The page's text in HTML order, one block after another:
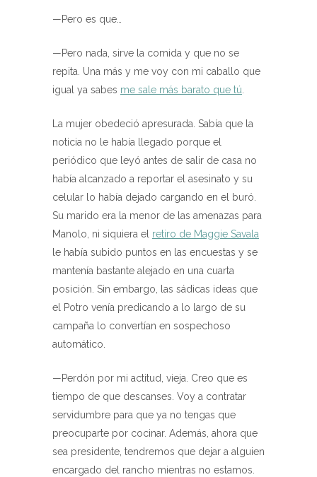
—Pero es que…
—Pero nada, sirve la comida y que no se
repita. Una más y me voy con mi caballo que
igual ya sabes me sale más barato que tú
La mujer obedeció apresurada. Sabía que la
noticia no le había llegado porque el
periódico que leyó antes de salir de casa no
había alcanzado a reportar el asesinato y su
celular lo había dejado cargando en el buró.
Su marido era la menor de las amenazas para
Manolo, ni siquiera el retiro de Maggie Savala
le había subido puntos en las encuestas y se
mantenía bastante alejado en una cuarta
posición. Sin embargo, las sádicas ideas que
el Potro venía predicando a lo largo de su
campaña lo convertían en sospechoso
automático.
—Perdón por mi actitud, vieja. Creo que es
tiempo de que descanses. Voy a contratar
servidumbre para que ya no tengas que
preocuparte por cocinar. Además, ahora que
sea presidente, tendremos que dejar a alguien
encargado del rancho mientras no estamos.